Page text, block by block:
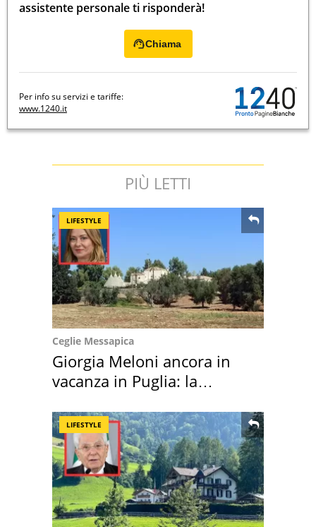
assistente personale ti risponderà!
Chiama
Per info su servizi e tariffe:
www.1240.it
PIÙ LETTI
LIFESTYLE
Ceglie Messapica
Giorgia Meloni ancora in
vacanza in Puglia: la
LIFESTYLE